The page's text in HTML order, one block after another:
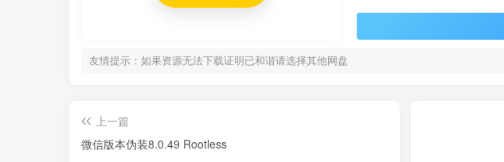
友情提示：如果资源无法下载证明已和谐请选择其他网盘
上一篇
微信版本伪装8.0.49 Rootless